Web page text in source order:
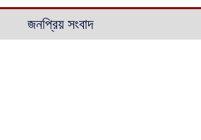
জনপ্রিয় সংবাদ